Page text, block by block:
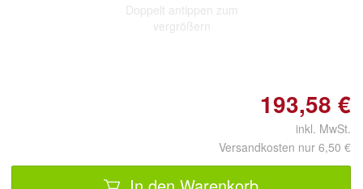
Doppelt antippen zum
vergrößern
193,58 €
inkl. MwSt.
Versandkosten nur 6,50 €